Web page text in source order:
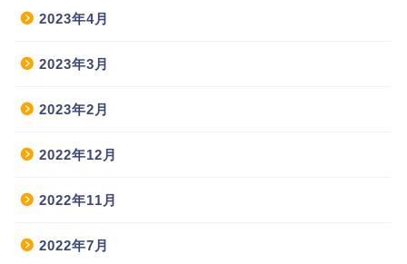
2023年4月
2023年3月
2023年2月
2022年12月
2022年11月
2022年7月